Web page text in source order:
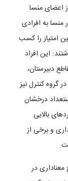
افراد تیزهوش بالقوه، ۱۹۸ نفر از اعضای منسا
به افرادی
امتیاز را کسب
این افراد
مقاطع دبیرستان،
گروه کنترل نیز
استعداد درخشان
بالایی
و برخی از
در